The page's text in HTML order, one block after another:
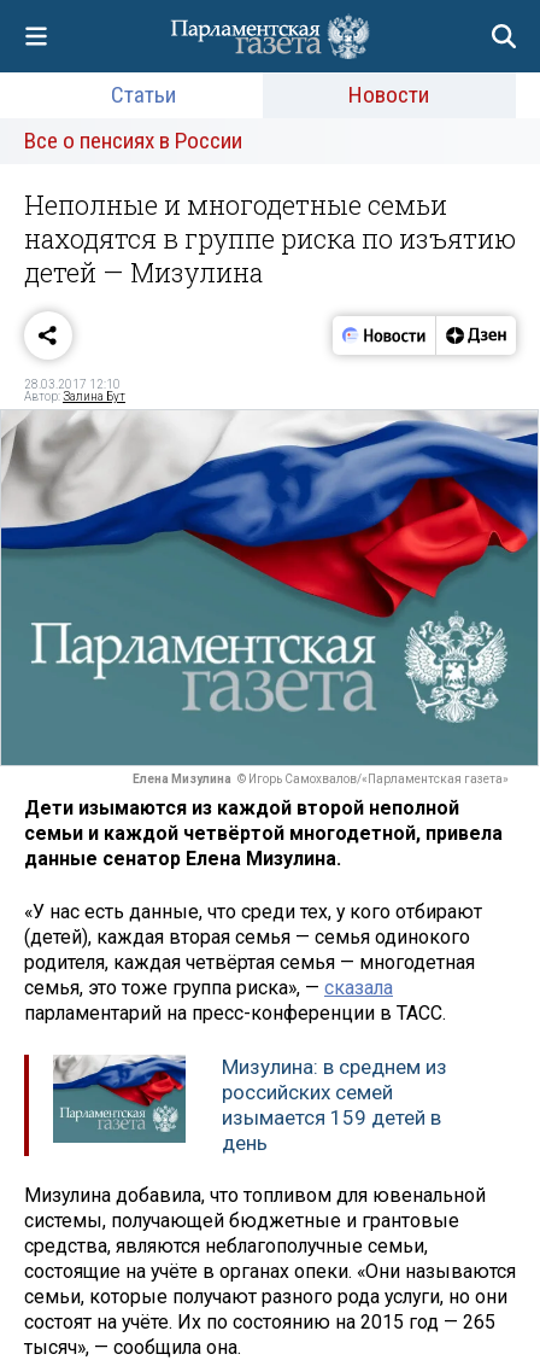
Статьи
Новости
Все о пенсиях в России
Неполные и многодетные семьи
находятся в группе риска по изъятию
детей — Мизулина
28.03.2017 12:10
Автор:Залина Бут
Елена Мизулина © Игорь Самохвалов/«Парламентская газета»
Дети изымаются из каждой второй неполной
семьи и каждой четвёртой многодетной, привела
данные сенатор Елена Мизулина.
«У нас есть данные, что среди тех, у кого отбирают
(детей), каждая вторая семья — семья одинокого
родителя, каждая четвёртая семья — многодетная
семья, это тоже группа риска», — сказала
парламентарий на пресс-конференции в ТАСС.
Мизулина: в среднем из
российских семей
изымается 159 детей в
день
Мизулина добавила, что топливом для ювенальной
системы, получающей бюджетные и грантовые
средства, являются неблагополучные семьи,
состоящие на учёте в органах опеки. «Они называются
семьи, которые получают разного рода услуги, но они
состоят на учёте. Их по состоянию на 2015 год — 265
тысяч», — сообщила она.